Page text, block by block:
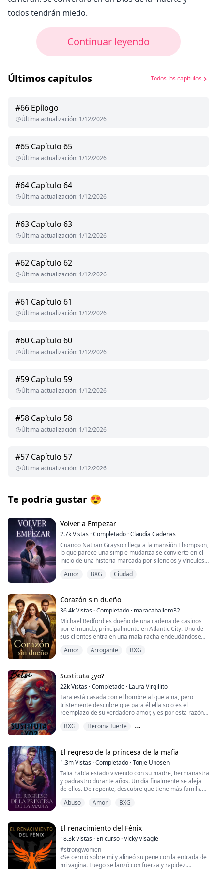
todos tendrán miedo.
Continuar leyendo
Últimos capítulos Todos los capítulos
#66 Epílogo
Última actualización: 1/12/2026
#65 Capítulo 65
Última actualización: 1/12/2026
#64 Capítulo 64
Última actualización: 1/12/2026
#63 Capítulo 63
Última actualización: 1/12/2026
#62 Capítulo 62
Última actualización: 1/12/2026
#61 Capítulo 61
Última actualización: 1/12/2026
#60 Capítulo 60
Última actualización: 1/12/2026
#59 Capítulo 59
Última actualización: 1/12/2026
#58 Capítulo 58
Última actualización: 1/12/2026
#57 Capítulo 57
Última actualización: 1/12/2026
Te podría gustar 😍
Volver a Empezar
2.7kVistas ·Completado ·Claudia Cadenas
Cuando Nathan Grayson llega a la mansión Thompson,
lo que parece una simple mudanza se convierte en el
inicio de una historia marcada por silencios y vínculos
Summer, su nueva compañera de hogar, vive rodeada
A medida que los días avanzan, entre pasillos
olvidados y confesiones inesperadas, Nathan y
Summer se ven envueltos en una red de verdades que
muchos se han esforzado por mantener enterradas. Y
mientras el amor florece en medio del misterio, ambos
deberán decidir qué hacer con lo que descubren… y
Amor BXG Ciudad
Corazón sin dueño
36.4kVistas ·Completado · maracaballero32
Michael Redford es dueño de una cadena de casinos
por el mundo, principalmente en Atlantic City. Uno de
sus clientes entra en una mala racha endeudándose
como pago durante un año, pero en matrimonio, él
tarde, ya que su padre ha firmado, ahora hay un
contrato que se tiene que cumplir: tendrá que
aparentar ser un matrimonio ante los ojos de la familia
Redford y esperar a que termine el tiempo, pero
siempre y cuando, el corazón y cualquier sentimiento
entre ambos no intervenga.
Amor Arrogante BXG
Sustituta ¿yo?
22kVistas ·Completado · Laura Virgillito
Lara está casada con el hombre al que ama, pero
tristemente descubre que para él ella solo es el
reemplazo de su verdadero amor, y es por esta razón
vida, dejando de esa manera un corazón destrozado,
BXG
Heroína fuerte
El regreso de la princesa de la mafia
1.3mVistas ·Completado ·Tonje Unosen
Talia había estado viviendo con su madre, hermanastra
y padrastro durante años. Un día finalmente se aleja
de ellos. De repente, descubre que tiene más familia
la aman, ¡algo que nunca había sentido antes! Al
nuevos hermanos la acepten tal como es.
Abuso Amor BXG
El renacimiento del Fénix
18.3kVistas · En curso ·Vicky Visagie
#strongwomen
«Se cernió sobre mí y alineó su pene con la entrada de
mi vagina. Luego se lanzó con fuerza y rapidez.